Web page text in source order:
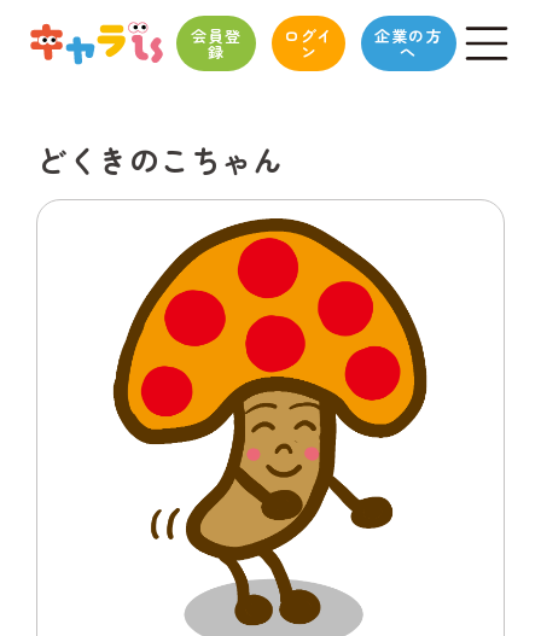
会員登
録
ログイ
ン
企業の方
へ
どくきのこちゃん